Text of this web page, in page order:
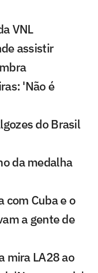
VNL
assistir
'Não é
do Brasil
da medalha
com Cuba e o
a gente de
mira LA28 ao